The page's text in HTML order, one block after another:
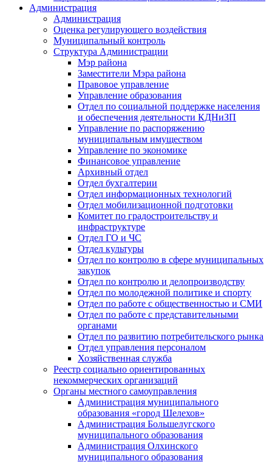
Администрация
Администрация
Оценка регулирующего воздействия
Муниципальный контроль
Структура Администрации
Мэр района
Заместители Мэра района
Правовое управление
Управление образования
Отдел по социальной поддержке населения
и обеспечения деятельности КДНиЗП
Управление по распоряжению
муниципальным имуществом
Управление по экономике
Финансовое управление
Архивный отдел
Отдел бухгалтерии
Отдел информационных технологий
Отдел мобилизационной подготовки
Комитет по градостроительству и
инфраструктуре
Отдел ГО и ЧС
Отдел культуры
Отдел по контролю в сфере муниципальных
закупок
Отдел по контролю и делопроизводству
Отдел по молодежной политике и спорту
Отдел по работе с общественностью и СМИ
Отдел по работе с представительными
органами
Отдел по развитию потребительского рынка
Отдел управления персоналом
Хозяйственная служба
Реестр социально ориентированных
некоммерческих организаций
Органы местного самоуправления
Администрация муниципального
образования «город Шелехов»
Администрация Большелугского
муниципального образования
Администрация Олхинского
муниципального образования